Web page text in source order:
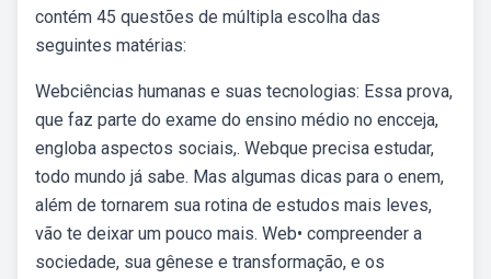
contém 45 questões de múltipla escolha das
seguintes matérias:
Webciências humanas e suas tecnologias: Essa prova,
que faz parte do exame do ensino médio no encceja,
engloba aspectos sociais,. Webque precisa estudar,
todo mundo já sabe. Mas algumas dicas para o enem,
além de tornarem sua rotina de estudos mais leves,
vão te deixar um pouco mais. Web• compreender a
sociedade, sua gênese e transformação, e os